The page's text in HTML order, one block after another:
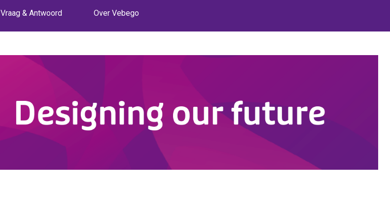
Vraag & Antwoord Over Vebego